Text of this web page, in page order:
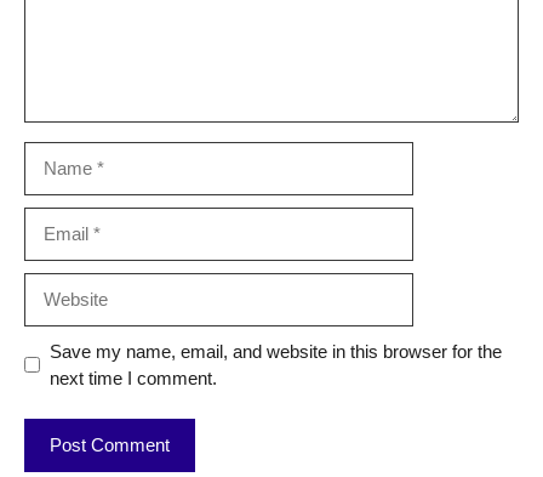
Save my name, email, and website in this browser for the
next time I comment.